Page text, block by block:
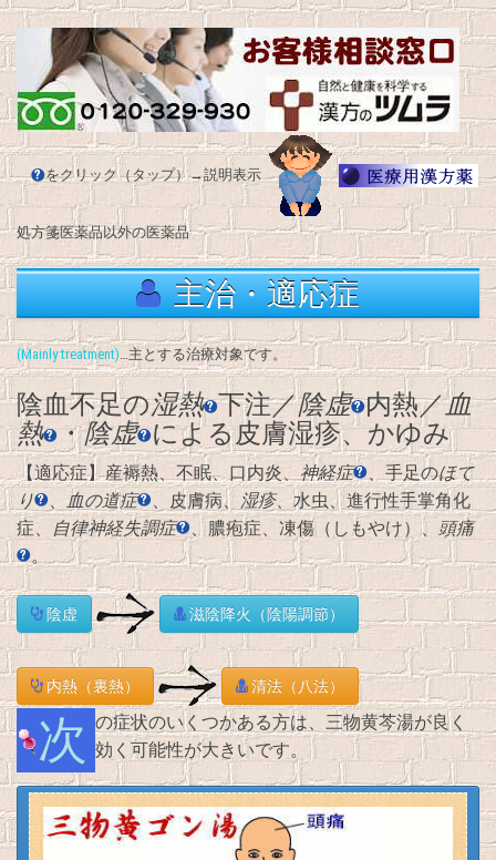
をクリック（タップ）→説明表示
処方箋医薬品以外の医薬品
主治・適応症
(Mainly treatment)…主とする治療対象です。
陰血不足の湿熱 下注／陰虚 内熱／血
熱
・陰虚 による皮膚湿疹、かゆみ
【適応症】産褥熱、不眠、口内炎、 神経症 、手足のほて
り
、 血の道症 、皮膚病、 湿疹、水虫、進行性手掌角化
症、
自律神経失調症 、膿疱症、凍傷（しもやけ）、 頭痛
。
陰虚 滋陰降火（陰陽調節）
内熱（裏熱） 清法（八法）
次の症状のいくつかある方は、三物黄芩湯が良く 効く可能性が大きいです。